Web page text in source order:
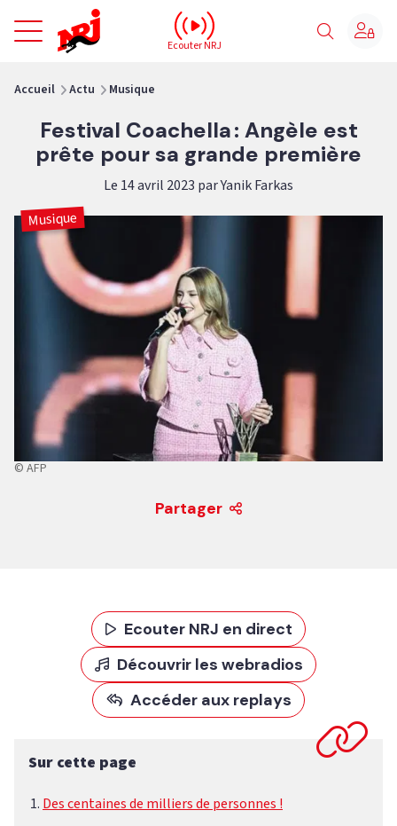
NRJ - Accueil
Ecouter NRJ
Accueil Actu Musique
Festival Coachella : Angèle est
prête pour sa grande première
Le 14 avril 2023 par Yanik Farkas
Musique
© AFP
Partager
Ecouter NRJ en direct
Découvrir les webradios
Accéder aux replays
Sur cette page
Des centaines de milliers de personnes !